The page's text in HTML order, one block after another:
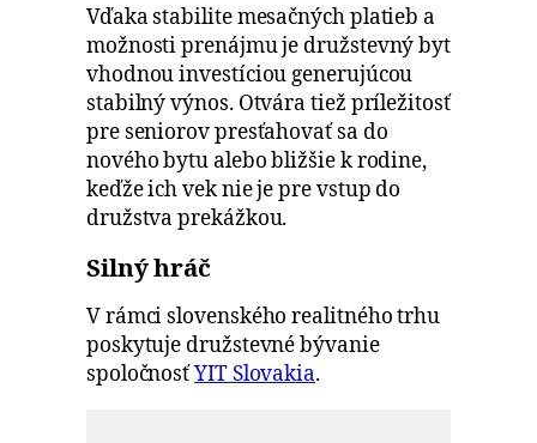
Vďaka stabilite mesačných platieb a
možnosti prenájmu je družstevný byt
vhodnou investíciou generujúcou
stabilný výnos. Otvára tiež príležitosť
pre seniorov presťahovať sa do
nového bytu alebo bližšie k rodine,
keďže ich vek nie je pre vstup do
družstva prekážkou.
Silný hráč
V rámci slovenského realitného trhu
poskytuje družstevné bývanie
spoločnosťYIT Slovakia.